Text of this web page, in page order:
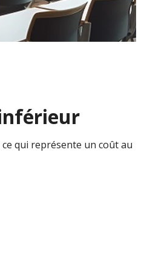
qui représente un coût au